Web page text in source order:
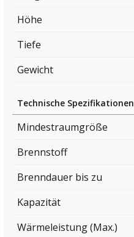
Höhe
Tiefe
Gewicht
Technische Spezifikationen
Mindestraumgröße
Brennstoff
Brenndauer bis zu
Kapazität
Wärmeleistung (Max.)